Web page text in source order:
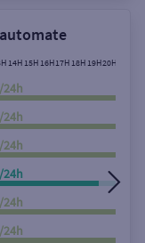
14H 15H 16H17H 18H 19H20H
24h
24h
24h
24h
24h
24h